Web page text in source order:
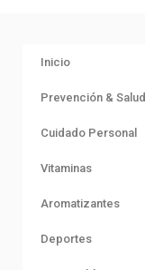
Inicio
Prevención & Salud
Cuidado Personal
Vitaminas
Aromatizantes
Deportes